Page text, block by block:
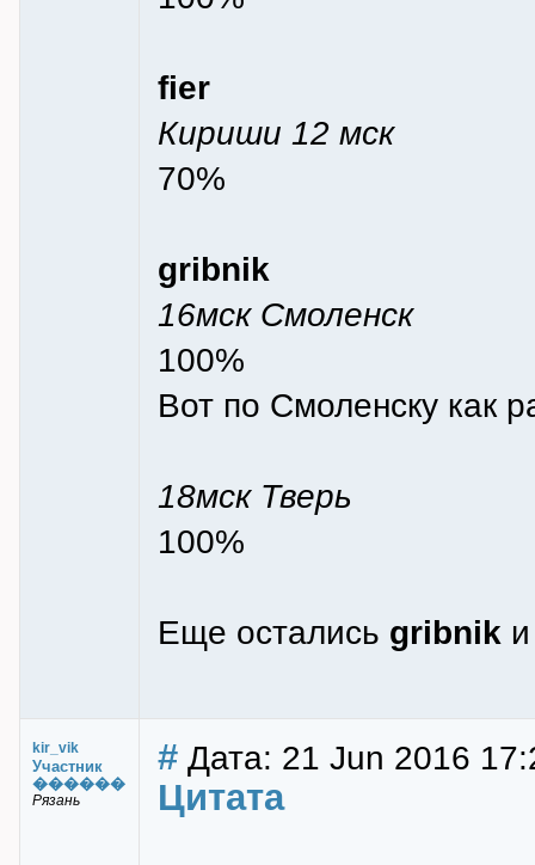
fier
Кириши 12 мск
70%
gribnik
16мск Смоленск
100%
Вот по Смоленску как
18мск Тверь
100%
Еще остались gribnik
kir_vik
Участник
������
Рязань
# Дата: 21 Jun 2016
Цитата